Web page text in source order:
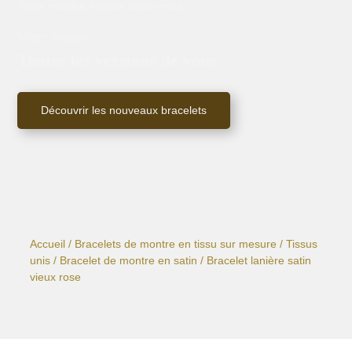
Découvrir les nouveaux bracelets
Accueil / Bracelets de montre en tissu sur mesure /Tissus
unis / Bracelet de montre en satin / Bracelet lanière satin
vieux rose